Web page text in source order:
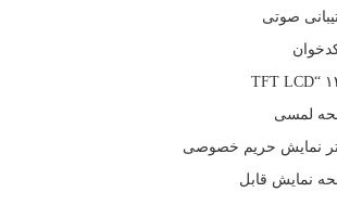
صوتی
TFT LCD
لمسی
نمایش حریم خصوصی
نمایش قابل